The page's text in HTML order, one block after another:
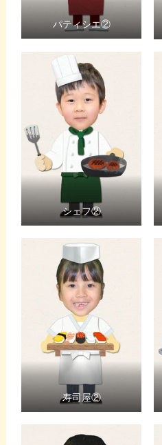
パティシエ②
シェフ②
寿司屋②